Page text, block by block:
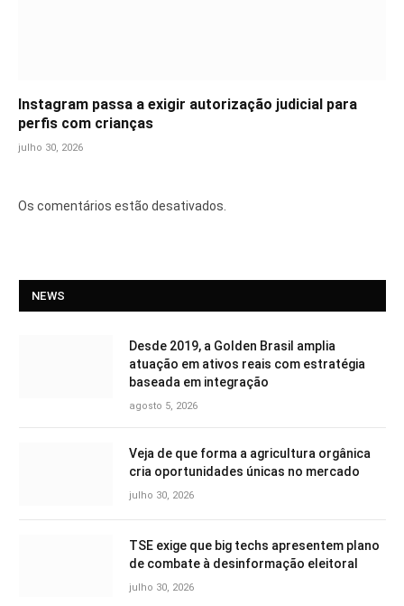
Instagram passa a exigir autorização judicial para
perfis com crianças
julho 30, 2026
Os comentários estão desativados.
NEWS
Desde 2019, a Golden Brasil amplia
atuação em ativos reais com estratégia
baseada em integração
agosto 5, 2026
Veja de que forma a agricultura orgânica
cria oportunidades únicas no mercado
julho 30, 2026
TSE exige que big techs apresentem plano
de combate à desinformação eleitoral
julho 30, 2026